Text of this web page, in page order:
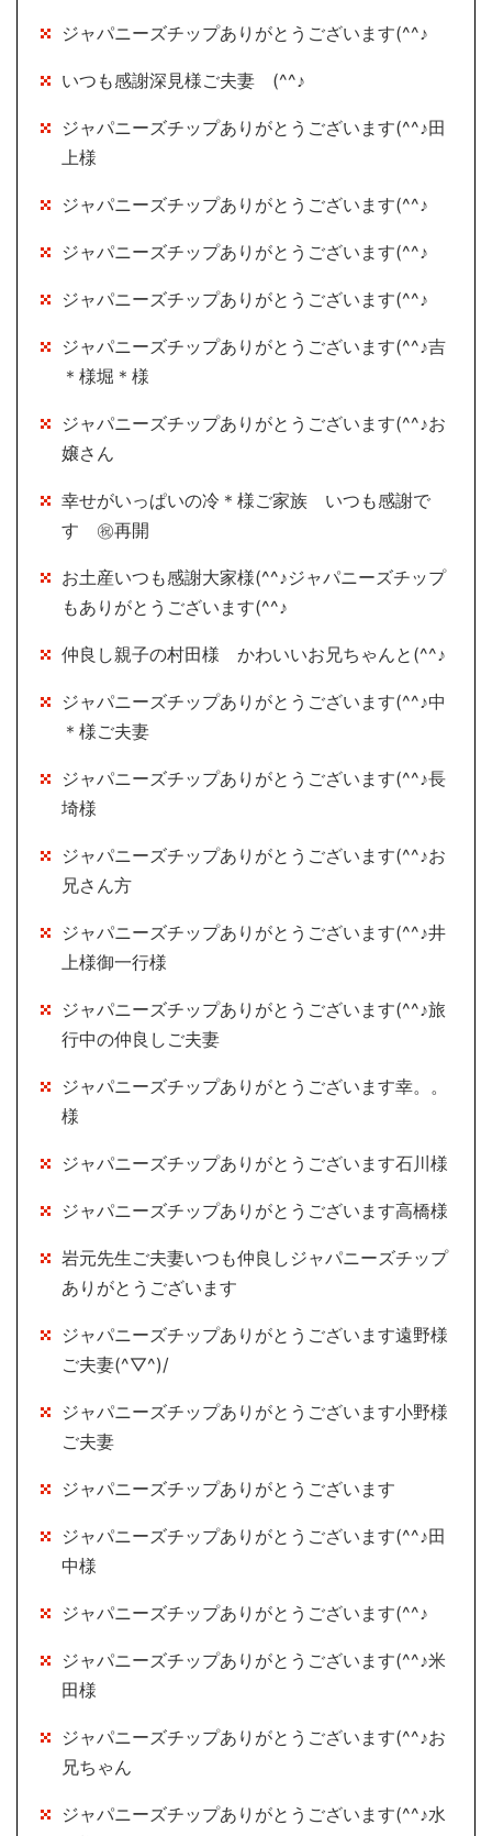
ジャパニーズチップありがとうございます(^^♪
いつも感謝深見様ご夫妻 (^^♪
ジャパニーズチップありがとうございます(^^♪田
上様
ジャパニーズチップありがとうございます(^^♪
ジャパニーズチップありがとうございます(^^♪
ジャパニーズチップありがとうございます(^^♪
ジャパニーズチップありがとうございます(^^♪吉
＊様堀＊様
ジャパニーズチップありがとうございます(^^♪お
嬢さん
幸せがいっぱいの冷＊様ご家族 いつも感謝で
す ㊗再開
お土産いつも感謝大家様(^^♪ジャパニーズチップ
もありがとうございます(^^♪
仲良し親子の村田様 かわいいお兄ちゃんと(^^♪
ジャパニーズチップありがとうございます(^^♪中
＊様ご夫妻
ジャパニーズチップありがとうございます(^^♪長
埼様
ジャパニーズチップありがとうございます(^^♪お
兄さん方
ジャパニーズチップありがとうございます(^^♪井
上様御一行様
ジャパニーズチップありがとうございます(^^♪旅
行中の仲良しご夫妻
ジャパニーズチップありがとうございます幸。。
様
ジャパニーズチップありがとうございます石川様
ジャパニーズチップありがとうございます高橋様
岩元先生ご夫妻いつも仲良しジャパニーズチップ
ありがとうございます
ジャパニーズチップありがとうございます遠野様
ご夫妻(^▽^)/
ジャパニーズチップありがとうございます小野様
ご夫妻
ジャパニーズチップありがとうございます
ジャパニーズチップありがとうございます(^^♪田
中様
ジャパニーズチップありがとうございます(^^♪
ジャパニーズチップありがとうございます(^^♪米
田様
ジャパニーズチップありがとうございます(^^♪お
兄ちゃん
ジャパニーズチップありがとうございます(^^♪水